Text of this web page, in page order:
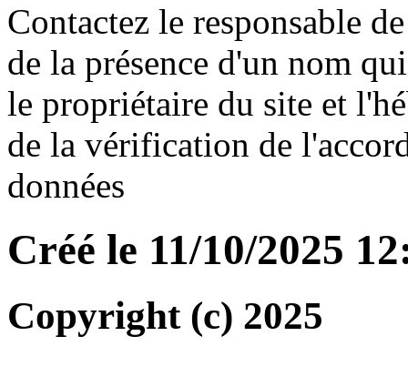
Contactez le responsable
de la présence d'un nom
le propriétaire du site et
de la vérification de
données
Créé le 11/10/2025
Copyright (c) 2025